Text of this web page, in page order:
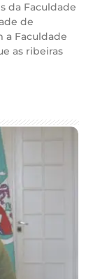
da Faculdade
de
a Faculdade
as ribeiras